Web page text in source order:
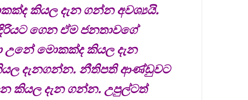
කියල දැන ගන්න අවශ්‍යයි.
ගෙන ඒම ජනතාවගේ
උනේ මොකක්ද කියල දැන
දැනගන්න. නීතිපති ආණ්ඩුවට
කියල දැන ගන්න. උපුල්ටත්